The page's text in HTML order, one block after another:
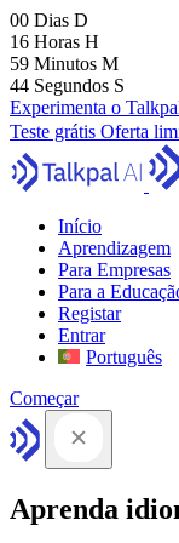
00 Dias D
16 Horas H
59 Minutos M
43 Segundos S
Experimenta o
Teste grátis Oferta
Início
Aprendizagem
Para Empresas
Para a
Registar
Entrar
Português
Começar
Aprenda